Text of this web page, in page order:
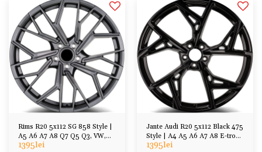
Rims R20 5x112 SG 858 Style |
A5 A6 A7 A8 Q7 Q5 Q3, VW,
Cupra
1395lei
Jante Audi R20 5x112 Black 475
Style | A4 A5 A6 A7 A8 E-tron
Q7 Q5 Q3
1395lei